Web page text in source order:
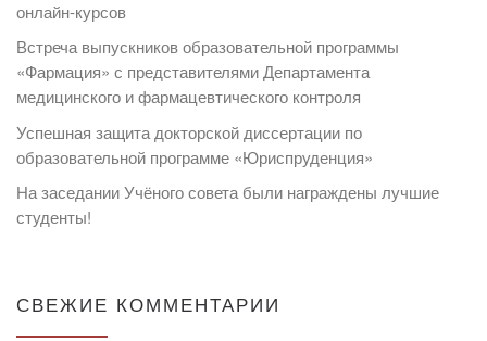
онлайн-курсов
Встреча выпускников образовательной программы
«Фармация» с представителями Департамента
медицинского и фармацевтического контроля
Успешная защита докторской диссертации по
образовательной программе «Юриспруденция»
На заседании Учёного совета были награждены лучшие
студенты!
СВЕЖИЕ КОММЕНТАРИИ